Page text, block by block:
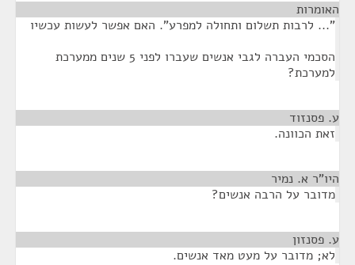
האומרות
"... לרבות תשלום ותחולה למפרע". האם אפשר לעשות עכשיו
הסכמי העברה לגבי אנשים שעברו לפני 5 שנים ממערכת
למערכת?
ע. פסנזוד
זאת הכוונה.
היו"ר א. נמיר
מדובר על הרבה אנשים?
ע. פסנזון
לא; מדובר על מעט מאד אנשים.